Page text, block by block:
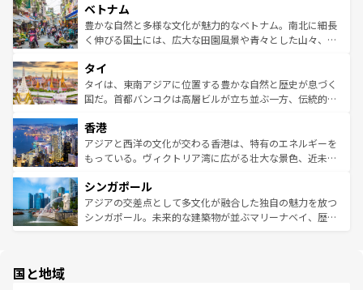
参照してほしい。
容にもいいと評判のスイーツなど、バラエティ豊かな料理
が味わえる。 なお、新着の台湾情報は コンテンツ一覧を参
照してほしい。
き、地方に足を延ばせば四季折々の自然美を楽しむことが
できる。そして、キムチや焼肉、絶品のストリートフード
まで、さまざまな韓国料理が待っている。夜には、韓国な
リティに包まれながら、韓国の多彩な魅力を心ゆくまで味
わってみてほしい。 なお、新着の韓国情報はコンテンツ一
覧を参照してほしい。
ベトナム
豊かな自然と多様な文化が魅力的なベトナム。南北に細長
く伸びる国土には、広大な田園風景や青々とした山々、世
急速な発展と共に伝統が息づく。ハノイの古い町並みやホ
ーチミン市のフランス統治時代の建物も、独特の雰囲気を
醸し出している。また、バラエティの豊かさとおいしさで
とつ。フォーやバインミー、ベトナムコーヒーなどは、ぜ
ひ現地で味わいたい。どの地域を訪れてもあたたかい人々
が旅行者を迎えてくれるので、きっと忘れられない旅にな
参照してほしい。
タイ
タイは、東南アジアに位置する豊かな自然と歴史が息づく
国だ。首都バンコクは高層ビルが立ち並ぶ一方、伝統的な
の活気が交差している。北部ではチェンマイなどの山岳地
帯で自然と触れ合い、南部ではプーケットやクラビの美し
いビーチでリゾート気分を楽しむことができる。タイ料理
激する。気候は一年中温暖で、どの季節にも異なる楽しみ
が待っている。親しみやすいタイの人々、仏教を中心とし
た文化、そして多様な観光資源が、訪れる旅人を魅了し続
香港
アジアと西洋の文化が交わる香港は、特有のエネルギーを
もっている。ヴィクトリア湾に広がる壮大な景色、近未来
み、どこを訪れても感動するはず。観光スポットが密集し
ており、効率よく見どころを回れるのも魅力。息をのむよ
うな絶景から文化的な体験まで、香港を存分に楽しみ尽く
シンガポール
アジアの交差点として多文化が融合した独自の魅力を放つ
シンガポール。未来的な建築物が並ぶマリーナベイ、歴史
国と地域